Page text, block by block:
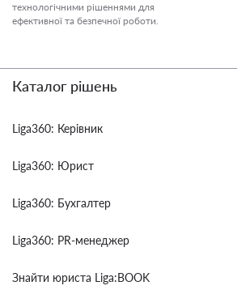
технологічними рішеннями для
ефективної та безпечної роботи.
Каталог рішень
Liga360: Керівник
Liga360: Юрист
Liga360: Бухгалтер
Liga360: PR-менеджер
Знайти юриста Liga:BOOK